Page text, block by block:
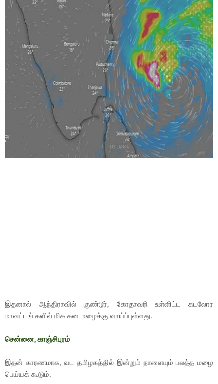
இதனால் ஆந்திராவில் குண்டூர், கோதாவரி உள்ளிட்ட கடலோர
மாவட்டங் களில் மிக கன மழைக்கு வாய்ப்புள்ளது.
சென்னை, காஞ்சிபுரம்
இதன் காரணமாக, வட தமிழகத்தில் இன்றும் நாளையும் பலத்த மழை
பெய்யக் கூடும்.